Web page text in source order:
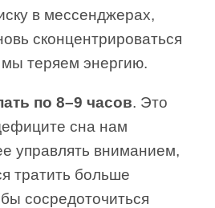
в мессенджерах,
сконцентрироваться
теряем энергию.
по 8–9 часов. Это
сна нам
управлять вниманием,
тратить больше
сосредоточиться